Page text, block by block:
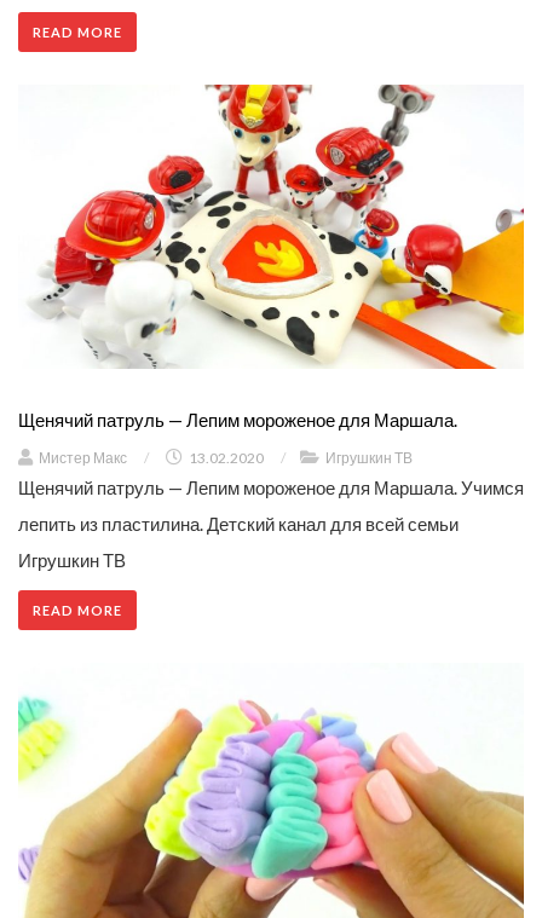
READ MORE
Щенячий патруль — Лепим мороженое для Маршала.
Мистер Макс / 13.02.2020 / Игрушкин ТВ
Щенячий патруль — Лепим мороженое для Маршала. Учимся
лепить из пластилина. Детский канал для всей семьи
Игрушкин ТВ
READ MORE